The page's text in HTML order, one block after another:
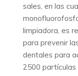
sales, en las
limpiadora, es
para prevenir
dentales para
2500 partículas